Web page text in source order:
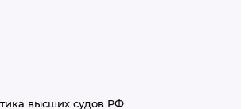
высших судов РФ